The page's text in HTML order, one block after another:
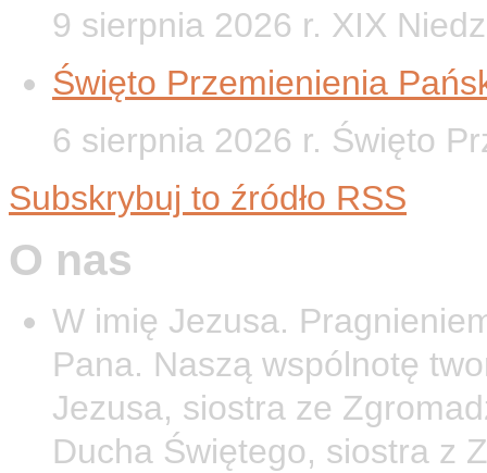
9 sierpnia 2026 r. XIX
Święto Przemienienia
6 sierpnia 2026 r. Święto
Subskrybuj to źródło RSS
O nas
W imię Jezusa.
Pana. Naszą wspólnotę
Jezusa, siostra ze
Ducha Świętego, siostra z